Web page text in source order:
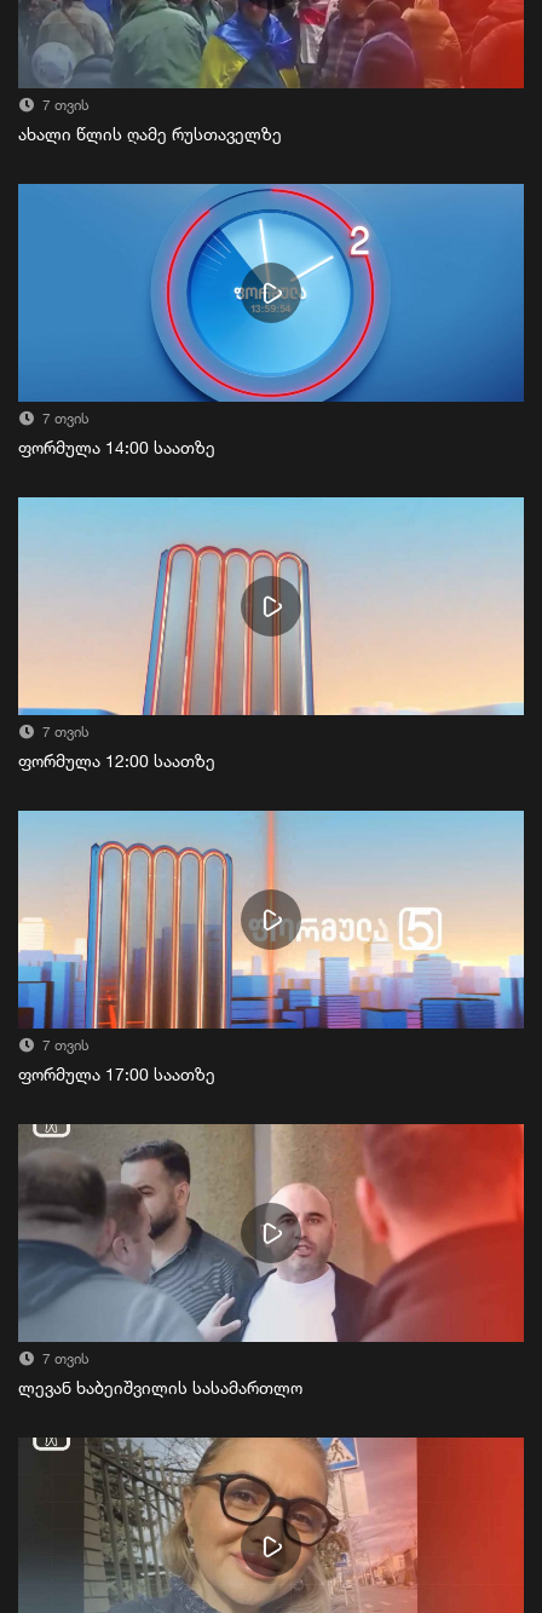
7 თვის
ახალი წლის ღამე რუსთაველზე
7 თვის
ფორმულა 14:00 საათზე
7 თვის
ფორმულა 12:00 საათზე
7 თვის
ფორმულა 17:00 საათზე
7 თვის
ლევან ხაბეიშვილის სასამართლო